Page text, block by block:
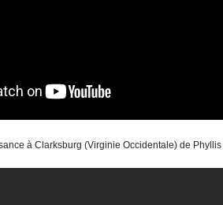
à Clarksburg (Virginie Occidentale) de